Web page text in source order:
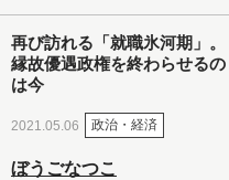
再び訪れる「就職氷河期」。
縁故優遇政権を終わらせるの
は今
2021.05.06 政治・経済
ぼうごなつこ